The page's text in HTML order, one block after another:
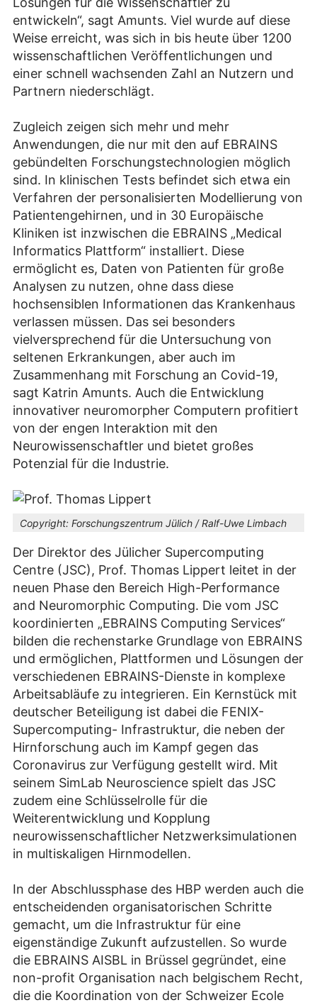
entwickeln“, sagt Amunts. Viel wurde auf diese
Weise erreicht, was sich in bis heute über 1200
wissenschaftlichen Veröffentlichungen und
einer schnell wachsenden Zahl an Nutzern und
Partnern niederschlägt.
Zugleich zeigen sich mehr und mehr
Anwendungen, die nur mit den auf EBRAINS
gebündelten Forschungstechnologien möglich
sind. In klinischen Tests befindet sich etwa ein
Verfahren der personalisierten Modellierung von
Patientengehirnen, und in 30 Europäische
Kliniken ist inzwischen die EBRAINS „Medical
Informatics Plattform“ installiert. Diese
ermöglicht es, Daten von Patienten für große
Analysen zu nutzen, ohne dass diese
hochsensiblen Informationen das Krankenhaus
verlassen müssen. Das sei besonders
vielversprechend für die Untersuchung von
seltenen Erkrankungen, aber auch im
Zusammenhang mit Forschung an Covid-19,
sagt Katrin Amunts. Auch die Entwicklung
innovativer neuromorpher Computern profitiert
von der engen Interaktion mit den
Neurowissenschaftler und bietet großes
Potenzial für die Industrie.
Copyright: Forschungszentrum Jülich / Ralf-Uwe Limbach
Der Direktor des Jülicher Supercomputing
Centre (JSC), Prof. Thomas Lippert leitet in der
neuen Phase den Bereich High-Performance
and Neuromorphic Computing. Die vom JSC
koordinierten „EBRAINS Computing Services“
bilden die rechenstarke Grundlage von EBRAINS
und ermöglichen, Plattformen und Lösungen der
verschiedenen EBRAINS-Dienste in komplexe
Arbeitsabläufe zu integrieren. Ein Kernstück mit
deutscher Beteiligung ist dabei die FENIX-
Supercomputing- Infrastruktur, die neben der
Hirnforschung auch im Kampf gegen das
Coronavirus zur Verfügung gestellt wird. Mit
seinem SimLab Neuroscience spielt das JSC
zudem eine Schlüsselrolle für die
Weiterentwicklung und Kopplung
neurowissenschaftlicher Netzwerksimulationen
in multiskaligen Hirnmodellen.
In der Abschlussphase des HBP werden auch die
entscheidenden organisatorischen Schritte
gemacht, um die Infrastruktur für eine
eigenständige Zukunft aufzustellen. So wurde
die EBRAINS AISBL in Brüssel gegründet, eine
non-profit Organisation nach belgischem Recht,
die die Koordination von der Schweizer Ecole